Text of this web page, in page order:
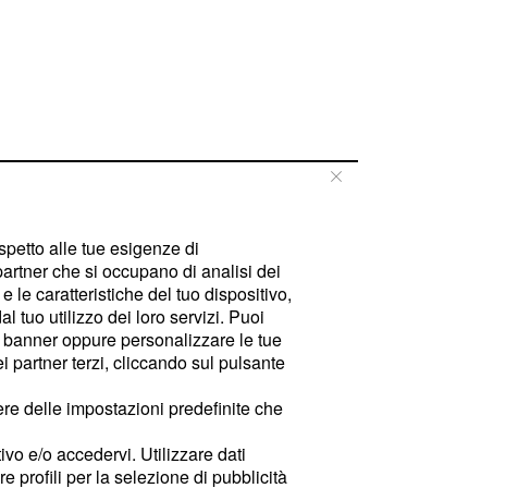
alle tue esigenze di
che si occupano di analisi dei
le caratteristiche del tuo dispositivo,
tuo utilizzo dei loro servizi. Puoi
oppure personalizzare le tue
partner terzi, cliccando sul pulsante
delle impostazioni predefinite che
e/o accedervi. Utilizzare dati
profili per la selezione di pubblicità